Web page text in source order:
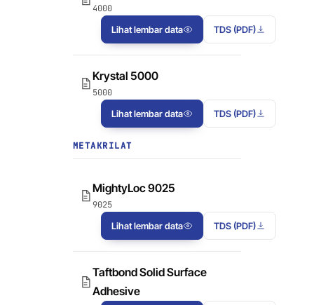
4000
Lihat lembar data
TDS (PDF)
Krystal 5000
5000
Lihat lembar data
TDS (PDF)
METAKRILAT
MightyLoc 9025
9025
Lihat lembar data
TDS (PDF)
Taftbond Solid Surface
Adhesive